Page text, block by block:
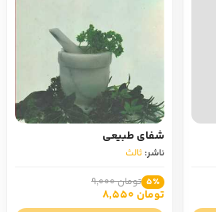
شفای طبیعی
ناشر: ثالث
5٪ تومان 9,000
تومان 8,550